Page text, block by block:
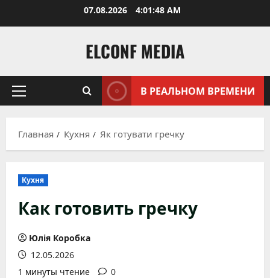
07.08.2026 4:01:49 AM
ELCONF MEDIA
Основное
В РЕАЛЬНОМ ВРЕМЕНИ
Главная Кухня Як готувати гречку
Кухня
Как готовить гречку
Юлія Коробка
12.05.2026
1 минуты чтение
0